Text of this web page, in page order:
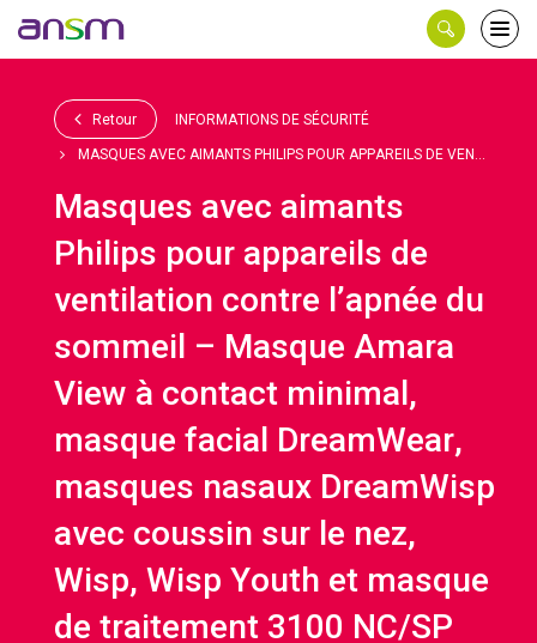
le
Retour INFORMATIONS DE SÉCURITÉ
MASQUES AVEC AIMANTS PHILIPS POUR APPAREILS DE VEN...
Masques avec aimants
Philips pour appareils de
ventilation contre l’apnée du
sommeil – Masque Amara
View à contact minimal,
masque facial DreamWear,
masques nasaux DreamWisp
avec coussin sur le nez,
Wisp, Wisp Youth et masque
de traitement 3100 NC/SP